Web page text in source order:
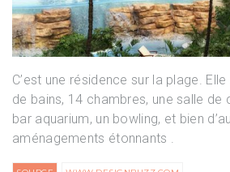
C’est une résidence sur la plage.
de bains, 14 chambres, une salle de
bar aquarium, un bowling, et bien
aménagements étonnants .